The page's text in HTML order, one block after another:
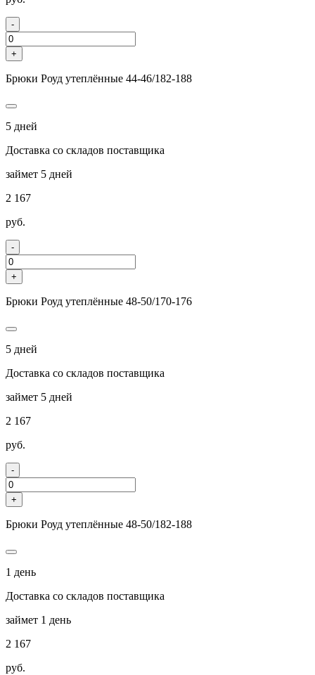
-
+
Брюки Роуд утеплённые 44-46/182-188
5 дней
Доставка со складов поставщика
займет 5 дней
2 167
руб.
-
+
Брюки Роуд утеплённые 48-50/170-176
5 дней
Доставка со складов поставщика
займет 5 дней
2 167
руб.
-
+
Брюки Роуд утеплённые 48-50/182-188
1 день
Доставка со складов поставщика
займет 1 день
2 167
руб.